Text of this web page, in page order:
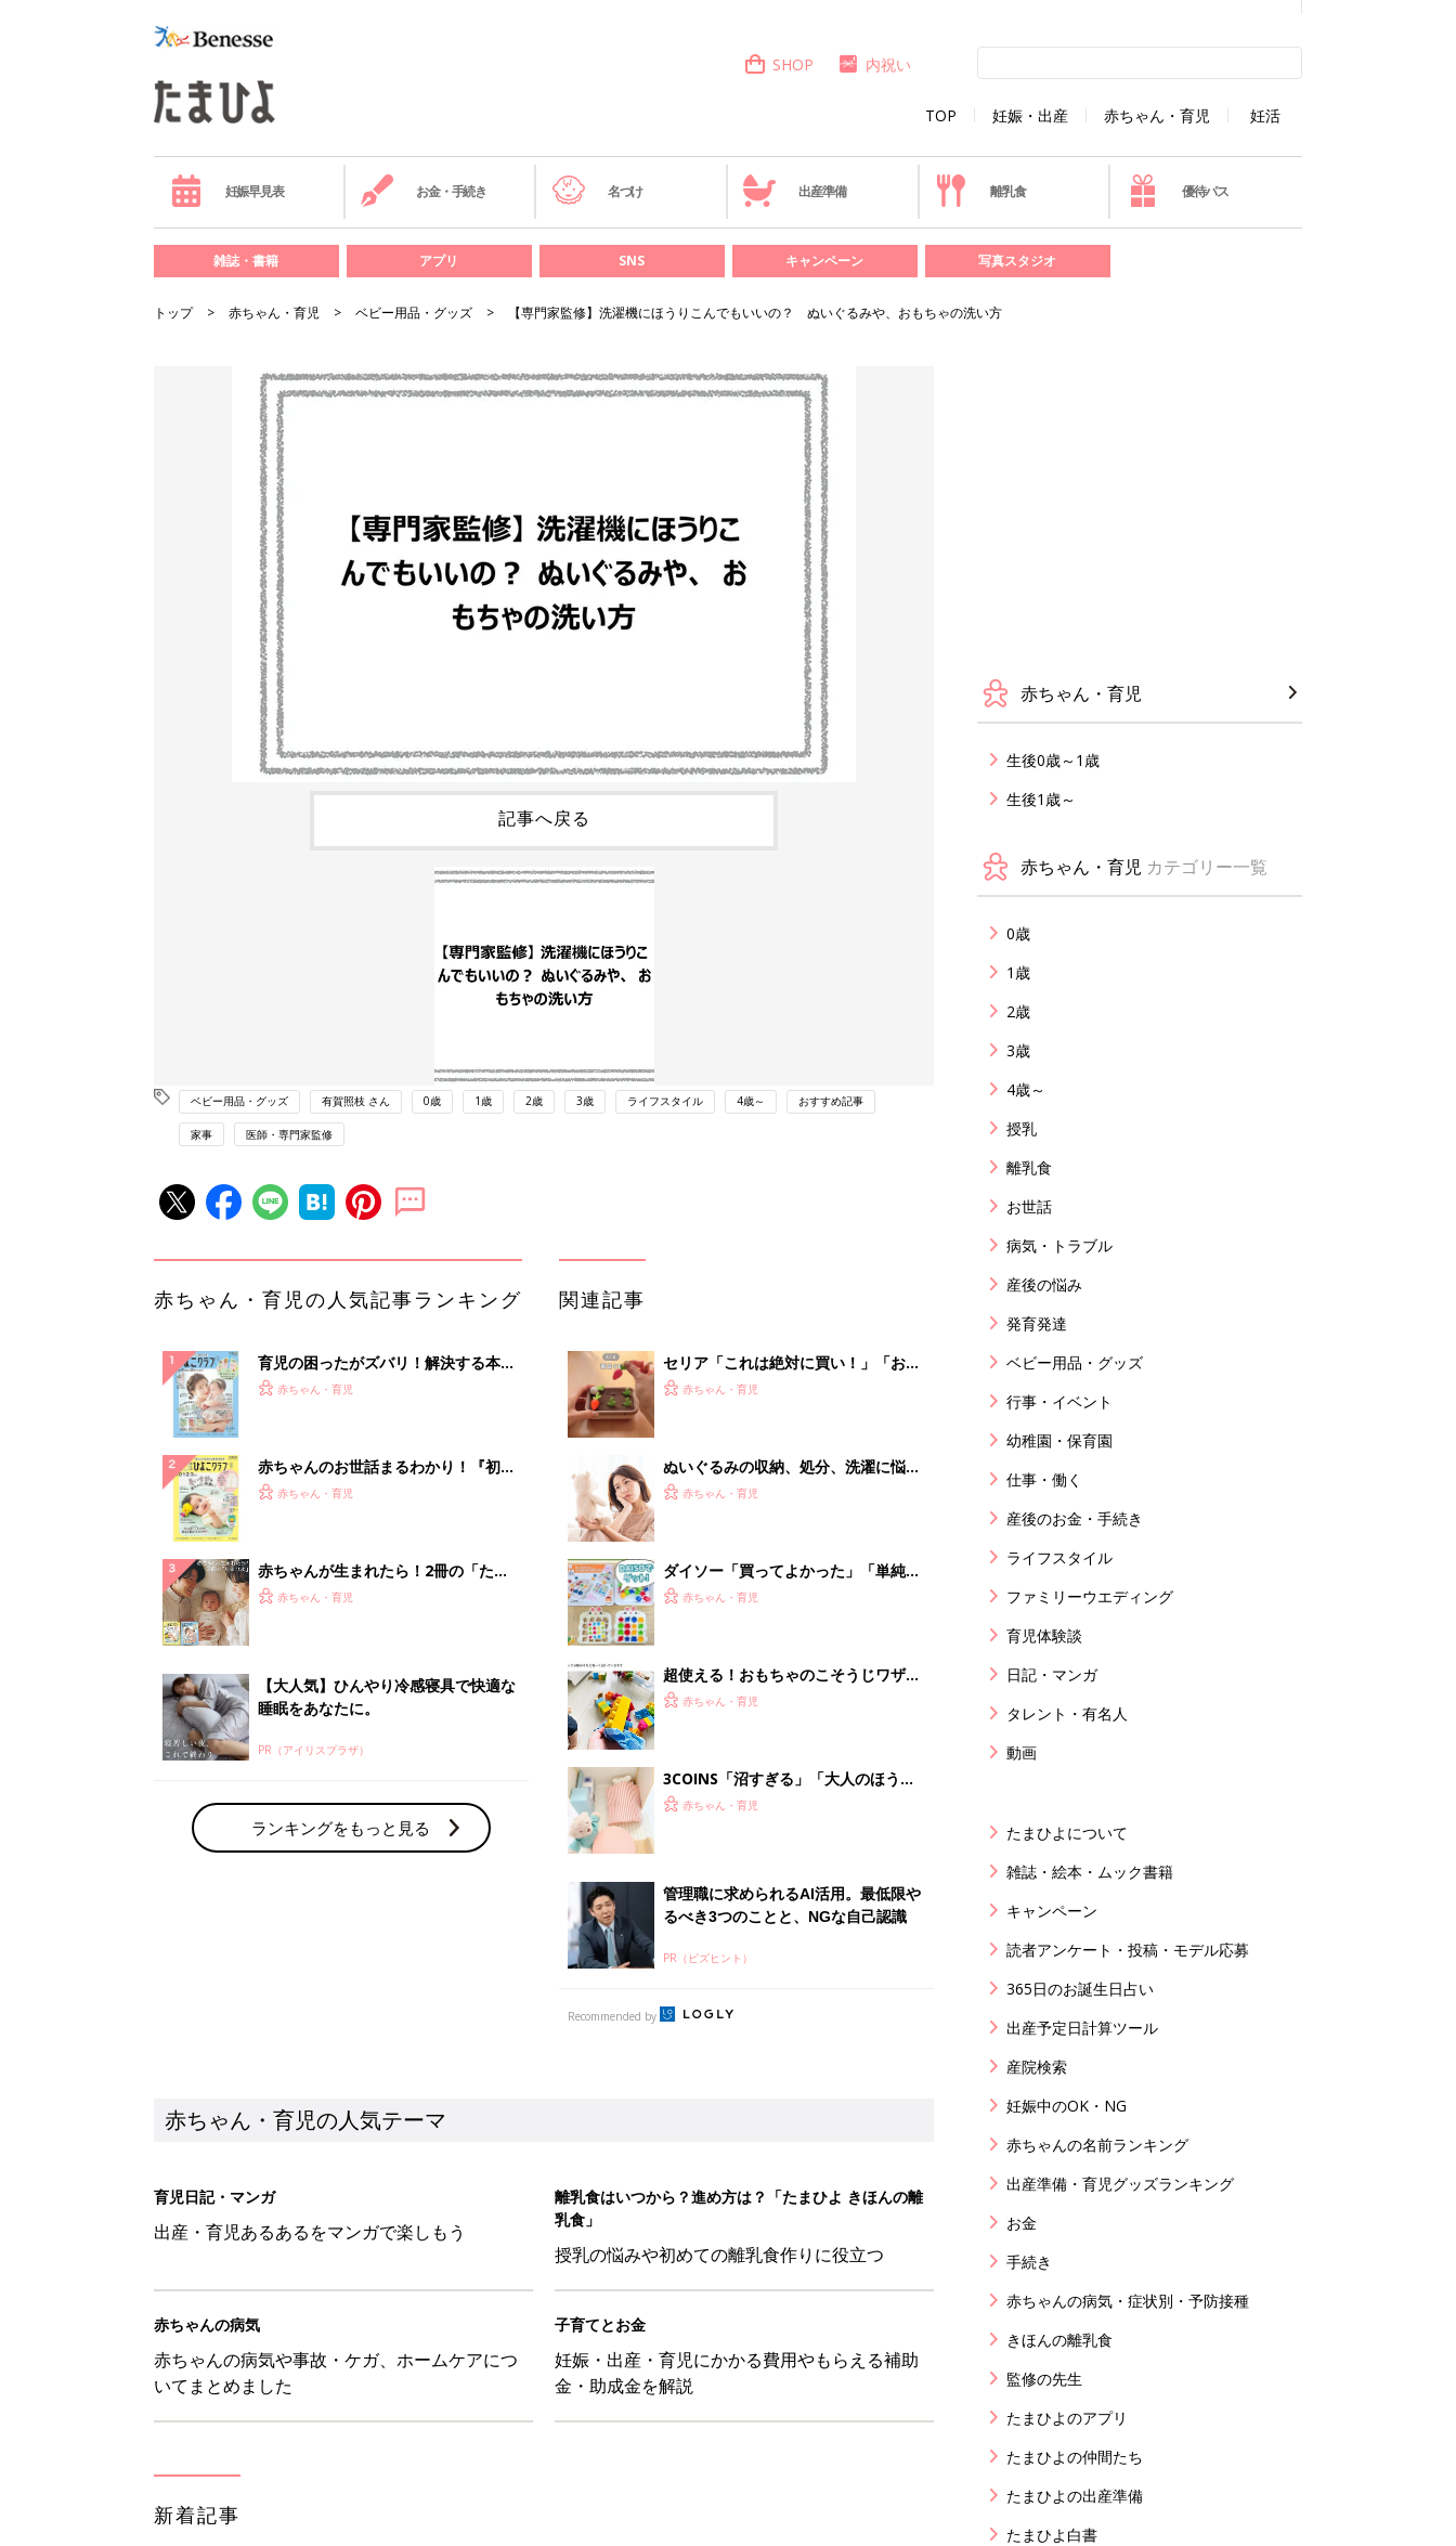
TOP 妊娠・出産 赤ちゃん・育児 妊活
SHOP 内祝い
妊娠早見表 お金・手続き 名づけ 出産準備 離乳食 優待パス
雑誌・書籍 アプリ SNS キャンペーン 写真スタジオ
トップ 赤ちゃん・育児 ベビー用品・グッズ 【専門家監修】洗濯機にほうりこんでもいいの？ ぬいぐるみや、おもちゃの洗い方
記事へ戻る
ベビー用品・グッズ 有賀照枝 さん 0歳 1歳 2歳 3歳 ライフスタイル 4歳～ おすすめ記事
家事 医師・専門家監修
赤ちゃん・育児の人気記事ランキング
育児の困ったがズバリ！解決する本
『ひよこクラブ 夏号』 4カ月～2才
赤ちゃん・育児
赤ちゃんのお世話まるわかり！『初め
てのひよこクラブ 夏号』〈巻頭大特
解決テク
赤ちゃん・育児
赤ちゃんが生まれたら！2冊の「たま
ひよ」
赤ちゃん・育児
【大人気】ひんやり冷感寝具で快適な
睡眠をあなたに。
PR（アイリスプラザ）
ランキングをもっと見る
関連記事
セリア「これは絶対に買い！」「お出
かけ中の時間稼ぎにも◎」大人気のお
赤ちゃん・育児
ぬいぐるみの収納、処分、洗濯に悩み
中。ママ・パパたちはどうしてる？
赤ちゃん・育児
ダイソー「買ってよかった」「単純ル
ールでおもしろい」寒い日に家族で楽
赤ちゃん・育児
超使える！おもちゃのこそうじワザあ
れこれ
赤ちゃん・育児
3COINS「沼すぎる」「大人のほうが
夢中になっちゃう」超話題のぬいぐる
赤ちゃん・育児
管理職に求められるAI活用。最低限や
るべき3つのことと、NGな自己認識
PR（ビズヒント）
Recommended by
赤ちゃん・育児の人気テーマ
育児日記・マンガ
出産・育児あるあるをマンガで楽しもう
離乳食はいつから？進め方は？「たまひよ きほんの離
乳食」
授乳の悩みや初めての離乳食作りに役立つ
赤ちゃんの病気
赤ちゃんの病気や事故・ケガ、ホームケアにつ
いてまとめました
子育てとお金
妊娠・出産・育児にかかる費用やもらえる補助
金・助成金を解説
新着記事
赤ちゃん・育児
生後0歳～1歳
生後1歳～
赤ちゃん・育児 カテゴリー一覧
0歳
1歳
2歳
3歳
4歳～
授乳
離乳食
お世話
病気・トラブル
産後の悩み
発育発達
ベビー用品・グッズ
行事・イベント
幼稚園・保育園
仕事・働く
産後のお金・手続き
ライフスタイル
ファミリーウエディング
育児体験談
日記・マンガ
タレント・有名人
動画
たまひよについて
雑誌・絵本・ムック書籍
キャンペーン
読者アンケート・投稿・モデル応募
365日のお誕生日占い
出産予定日計算ツール
産院検索
妊娠中のOK・NG
赤ちゃんの名前ランキング
出産準備・育児グッズランキング
お金
手続き
赤ちゃんの病気・症状別・予防接種
きほんの離乳食
監修の先生
たまひよのアプリ
たまひよの仲間たち
たまひよの出産準備
たまひよ白書